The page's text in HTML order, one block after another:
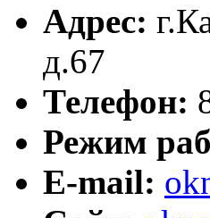
Адрес: г.
д.67
Телефон:
Режим
E-mail: